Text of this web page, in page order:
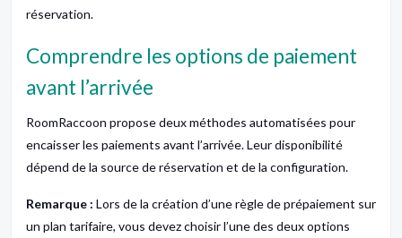
réservation.
Comprendre les options de paiement
avant l’arrivée
RoomRaccoon propose deux méthodes automatisées pour
encaisser les paiements avant l’arrivée. Leur disponibilité
dépend de la source de réservation et de la configuration.
Remarque : Lors de la création d’une règle de prépaiement sur
un plan tarifaire, vous devez choisir l’une des deux options